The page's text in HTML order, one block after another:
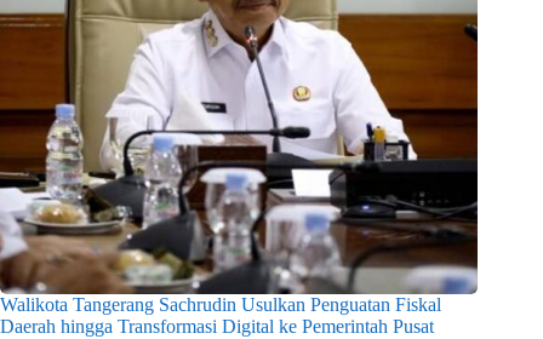
Walikota Tangerang Sachrudin Usulkan Penguatan Fiskal
Daerah hingga Transformasi Digital ke Pemerintah Pusat